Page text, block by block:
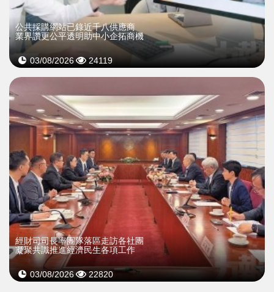
公共採購網站已錄近千八供應商
業界讚更公平透明助中小企拓商機
03/08/2026 24119
經財司司長率團隊落區走訪各社團
凝聚共識推進經濟民生各項工作
03/08/2026 22820